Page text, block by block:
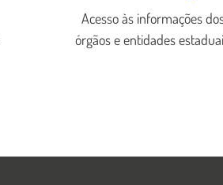
Acesso às informações
órgãos e entidades